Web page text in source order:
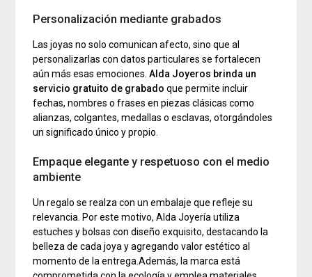
Personalización mediante grabados
Las joyas no solo comunican afecto, sino que al
personalizarlas con datos particulares se fortalecen
aún más esas emociones.Alda Joyeros brinda un
servicio gratuito de grabado que permite incluir
fechas, nombres o frases en piezas clásicas como
alianzas, colgantes, medallas o esclavas, otorgándoles
un significado único y propio.
Empaque elegante y respetuoso con el medio
ambiente
Un regalo se realza con un embalaje que refleje su
relevancia. Por este motivo, Alda Joyería utiliza
estuches y bolsas con diseño exquisito, destacando la
belleza de cada joya y agregando valor estético al
momento de la entrega.Además, la marca está